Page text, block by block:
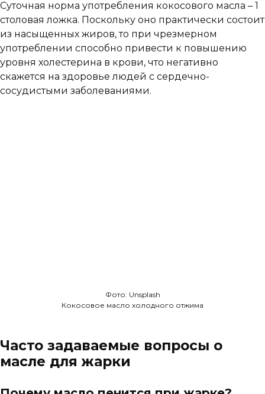
Суточная норма употребления кокосового масла – 1
столовая ложка. Поскольку оно практически состоит
из насыщенных жиров, то при чрезмерном
употреблении способно привести к повышению
уровня холестерина в крови, что негативно
скажется на здоровье людей с сердечно-
сосудистыми заболеваниями.
Фото: Unsplash
Кокосовое масло холодного отжима
Часто задаваемые вопросы о
масле для жарки